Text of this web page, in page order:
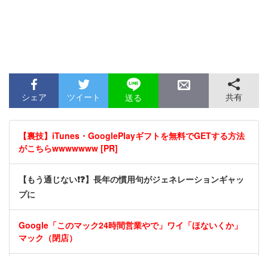
シェア ツイート 送る 共有
【裏技】iTunes・GooglePlayギフトを無料でGETする方法
がこちらwwwwwww [PR]
【もう通じない❗❓】長年の慣用句がジェネレーションギャッ
プに
Google「このマック24時間営業やで」ワイ「ほないくか」
マック（閉店）